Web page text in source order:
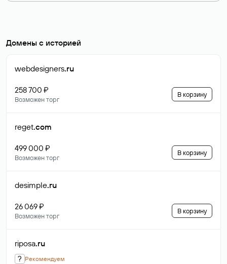
Домены с историей
webdesigners.ru
258 700 ₽
Возможен торг
В корзину
reget.com
499 000 ₽
Возможен торг
В корзину
desimple.ru
26 069 ₽
Возможен торг
В корзину
riposa.ru
? Рекомендуем